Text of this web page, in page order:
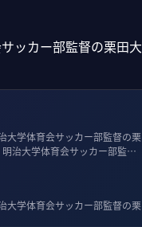
ッカー部監督の栗田大
大学体育会サッカー部監督の栗
大学体育会サッカー部監督の栗